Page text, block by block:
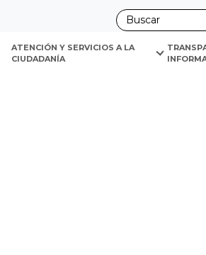
ATENCIÓN Y SERVICIOS A LA
CIUDADANÍA